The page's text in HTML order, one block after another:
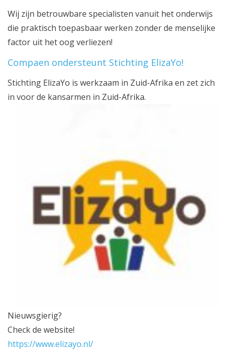
Wij zijn betrouwbare specialisten vanuit het onderwijs
die praktisch toepasbaar werken zonder de menselijke
factor uit het oog verliezen!
Compaen ondersteunt Stichting ElizaYo!
Stichting ElizaYo is werkzaam in Zuid-Afrika en zet zich
in voor de kansarmen in Zuid-Afrika.
Nieuwsgierig?
Check de website!
https://www.elizayo.nl/